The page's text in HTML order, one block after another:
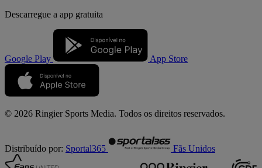
Descarregue a app gratuita
Google Play App Store
© 2026 Ringier Sports Media. Todos os direitos reservados.
Distribuído por: Sportal365 Fãs Unidos